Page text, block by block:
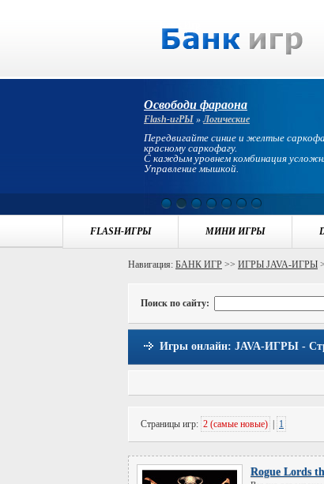
Освободи фараона
Flash-игРЫ »Логические
Передвигайте синие и желтые
красному саркофагу.
С каждым уровнем комбинация
Управление мышкой.
FLASH-ИГРЫ МИНИ ИГРЫ
Навигация: БАНК ИГР >> ИГРЫ JAVA-ИГРЫ
Поиск по сайту:
Игры онлайн: JAVA-ИГРЫ -
Страницы игр: 2 (самые новые) 1
Rogue Lords